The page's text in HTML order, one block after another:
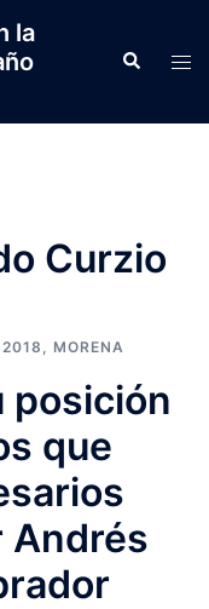
la
Search
Curzio
2018 , MORENA
posición
que
Andrés